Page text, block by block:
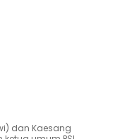
dan Kaesang